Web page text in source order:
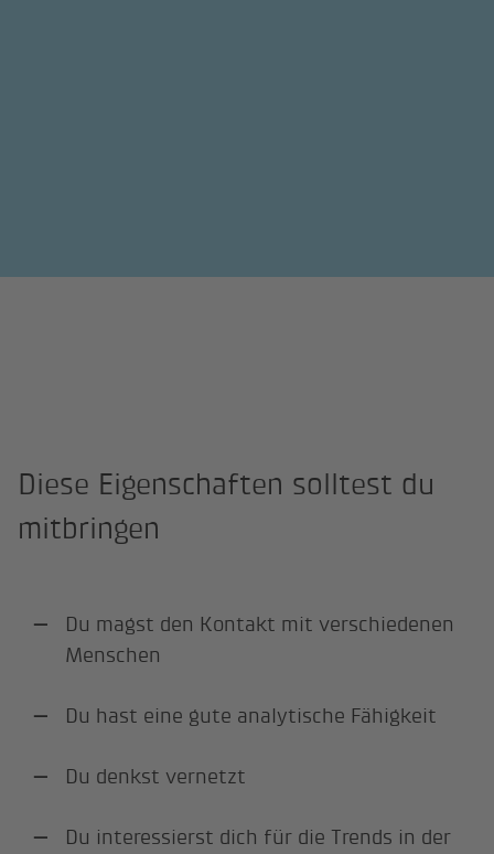
Diese Eigenschaften solltest du
mitbringen
Du magst den Kontakt mit verschiedenen
Menschen
Du hast eine gute analytische Fähigkeit
Du denkst vernetzt
Du interessierst dich für die Trends in der